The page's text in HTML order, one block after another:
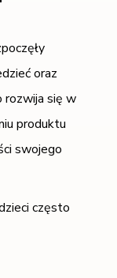
oraz
rozwija się w
produktu
swojego
często